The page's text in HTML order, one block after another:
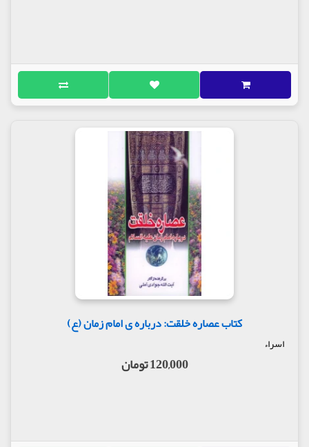
کتاب عصاره خلقت: درباره ی امام زمان (ع)
اسراء
120,000 تومان